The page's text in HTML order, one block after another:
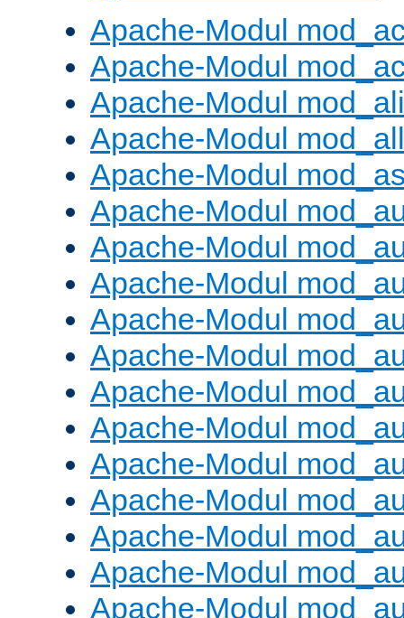
Apache-Modul
Apache-Modul
Apache-Modul
Apache-Modul
Apache-Modul
Apache-Modul
Apache-Modul
Apache-Modul
Apache-Modul
Apache-Modul
Apache-Modul
Apache-Modul
Apache-Modul
Apache-Modul
Apache-Modul
Apache-Modul
Apache-Modul